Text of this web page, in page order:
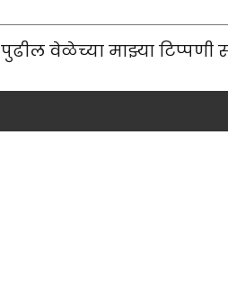
पुढील वेळेच्या माझ्या